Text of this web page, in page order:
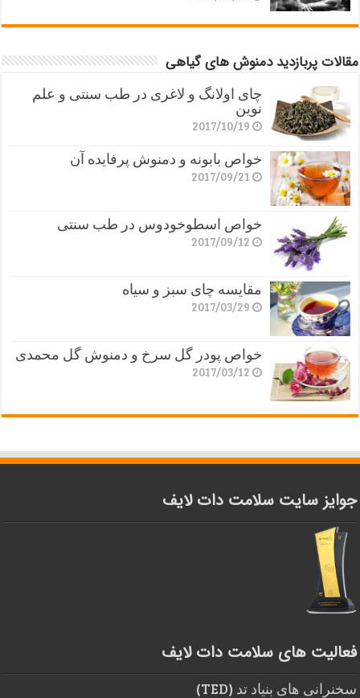
مقالات پربازدید دمنوش های گیاهی
چای اولانگ و لاغری در طب سنتی و علم
نوین
2017/10/19
خواص بابونه و دمنوش پرفایده آن
2017/09/21
خواص اسطوخودوس در طب سنتی
2017/09/12
مقایسه چای سبز و سیاه
2017/03/29
خواص پودر گل سرخ و دمنوش گل محمدی
2017/03/12
جوایز سایت سلامت دات لایف
فعالیت های سلامت دات لایف
سخنرانی های بنیاد تد (TED)